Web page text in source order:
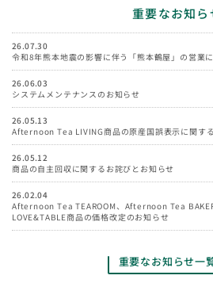
桁）を必ずご記入ください。
おひとり様で複数のAfternoon Tea
ご予約が確認された場合、及び、ご予約
場合などは、会員登録を確認の上、登録
約をキャンセルにさせていただきます
ご来店時に予約完了メール（ご予約名と
Tea MEMBERSの会員IDがわかるアプ
ださい。ご提示いただけない場合はご入
更などは一切できません。
先行試食の開始時間までにご来店を頂け
加頂けないことがあります。また、先行
合であっても、終了時間の延長はできま
される場合はキャンセル扱いとなり、キ
参加費は当日店頭でのお支払いとなり
ジットカードなど対象店舗でご利用可
す。空席が出た場合は登録された方へ一
ますので、ご自身でご予約をお願いいた
重要なお知ら
26.07.30
令和8年熊本地震の影響に伴う「熊本鶴屋」の営業
26.06.03
システムメンテナンスのお知らせ
26.05.13
Afternoon Tea LIVING商品の原産国誤表示に関す
26.05.12
商品の自主回収に関するお詫びとお知らせ
26.02.04
Afternoon Tea TEAROOM、Afternoon Tea
LOVE&TABLE商品の価格改定のお知らせ
重要なお知らせ一